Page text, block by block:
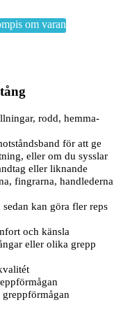
om varan
rodd, hemma-
för att ge
eller om du sysslar
eller liknande
fingrarna, handlederna
kan göra fler reps
och känsla
eller olika grepp